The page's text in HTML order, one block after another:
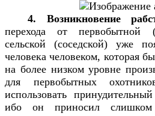
4. Возникновение
перехода от
сельской (соседской) уже
человека человеком, которая
на более низком уровне
для первобытных
использовать
ибо он приносил